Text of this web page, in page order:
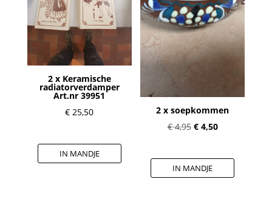
2 x Keramische
radiatorverdamper
Art.nr 39951
€ 25,50
IN MANDJE
2 x soepkommen
€4,95 Oorspronkelijke
was:
€ 4,95.
€4,50Huidige
is:
€ 4,50.
IN MANDJE